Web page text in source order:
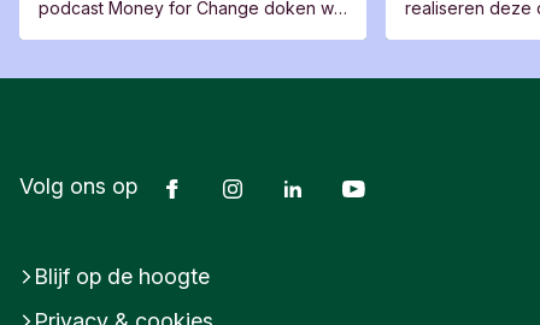
podcast Money for Change doken we
realiseren deze
Volg ons op FacebookInstagramLinkedIn
Blijf op de hoogte